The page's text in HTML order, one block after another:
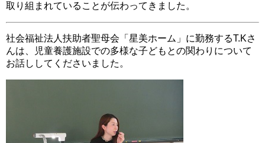
取り組まれていることが伝わってきました。
社会福祉法人扶助者聖母会「星美ホーム」に勤務するT.Kさ
んは、児童養護施設での多様な子どもとの関わりについて
お話ししてくださいました。